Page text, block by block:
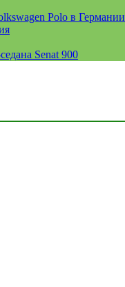
Polo в Германии
Senat 900